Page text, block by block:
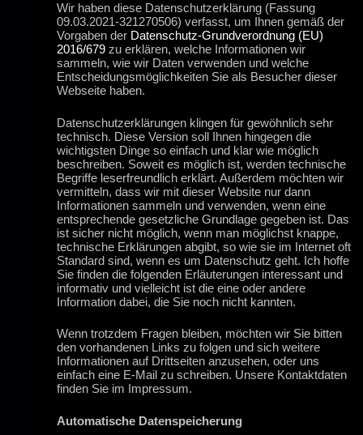
Wir haben diese Datenschutzerklärung (Fassung
09.03.2021-321270506) verfasst, um Ihnen gemäß der
Vorgaben der Datenschutz-Grundverordnung (EU)
2016/679 zu erklären, welche Informationen wir
sammeln, wie wir Daten verwenden und welche
Entscheidungsmöglichkeiten Sie als Besucher dieser
Webseite haben.
Datenschutzerklärungen klingen für gewöhnlich sehr
technisch. Diese Version soll Ihnen hingegen die
wichtigsten Dinge so einfach und klar wie möglich
beschreiben. Soweit es möglich ist, werden technische
Begriffe leserfreundlich erklärt. Außerdem möchten wir
vermitteln, dass wir mit dieser Website nur dann
Informationen sammeln und verwenden, wenn eine
entsprechende gesetzliche Grundlage gegeben ist. Das
ist sicher nicht möglich, wenn man möglichst knappe,
technische Erklärungen abgibt, so wie sie im Internet oft
Standard sind, wenn es um Datenschutz geht. Ich hoffe
Sie finden die folgenden Erläuterungen interessant und
informativ und vielleicht ist die eine oder andere
Information dabei, die Sie noch nicht kannten.
Wenn trotzdem Fragen bleiben, möchten wir Sie bitten
den vorhandenen Links zu folgen und sich weitere
Informationen auf Drittseiten anzusehen, oder uns
einfach eine E-Mail zu schreiben. Unsere Kontaktdaten
finden Sie im Impressum.
Automatische Datenspeicherung